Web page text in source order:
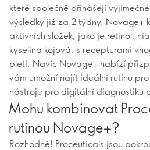
které společně přinášejí
výsledky již za 2 týdny. Novage+
aktivních složek, jako je retinol,
kyselina kojová, s recepturami
pleti. Navíc Novage+ nabízí
vám umožní najít ideální rutinu
nástroje pro digitální diagnostiku
Mohu kombinovat
rutinou Novage+?
Rozhodně! Proceuticals jsou